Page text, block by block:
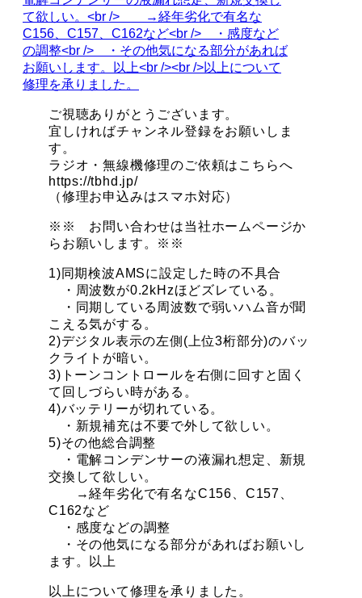
ご視聴ありがとうございます。
宜しければチャンネル登録をお願いしま
す。
ラジオ・無線機修理のご依頼はこちらへ
https://tbhd.jp/
（修理お申込みはスマホ対応）
※※ お問い合わせは当社ホームページか
らお願いします。※※
1)同期検波AMSに設定した時の不具合
・周波数が0.2kHzほどズレている。
・同期している周波数で弱いハム音が聞
こえる気がする。
2)デジタル表示の左側(上位3桁部分)のバッ
クライトが暗い。
3)トーンコントロールを右側に回すと固く
て回しづらい時がある。
4)バッテリーが切れている。
・新規補充は不要で外して欲しい。
5)その他総合調整
・電解コンデンサーの液漏れ想定、新規
交換して欲しい。
→経年劣化で有名なC156、C157、
C162など
・感度などの調整
・その他気になる部分があればお願いし
ます。以上
以上について修理を承りました。